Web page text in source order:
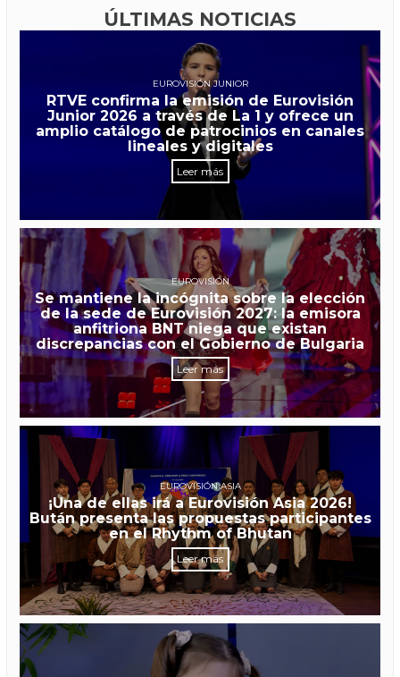
ÚLTIMAS NOTICIAS
EUROVISIÓN JUNIOR
RTVE confirma la emisión de Eurovisión
Junior 2026 a través de La 1 y ofrece un
amplio catálogo de patrocinios en canales
lineales y digitales
Leer más
EUROVISIÓN
Se mantiene la incógnita sobre la elección
de la sede de Eurovisión 2027: la emisora
anfitriona BNT niega que existan
discrepancias con el Gobierno de Bulgaria
Leer más
EUROVISIÓN ASIA
¡Una de ellas irá a Eurovisión Asia 2026!
Bután presenta las propuestas participantes
en el Rhythm of Bhutan
Leer más